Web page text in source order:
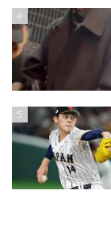
4
5